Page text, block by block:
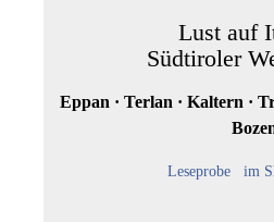
Lust auf
Südtiroler
Eppan · Terlan · Kaltern ·
Leseprobe im